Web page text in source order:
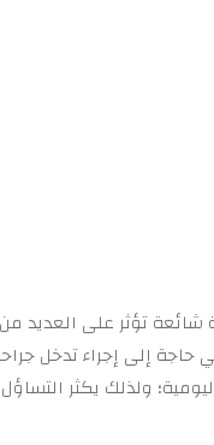
إلى إجراء تدخل
ولذلك يكثر